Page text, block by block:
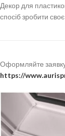
Декор для
спосіб зробити
Оформляйте
https://